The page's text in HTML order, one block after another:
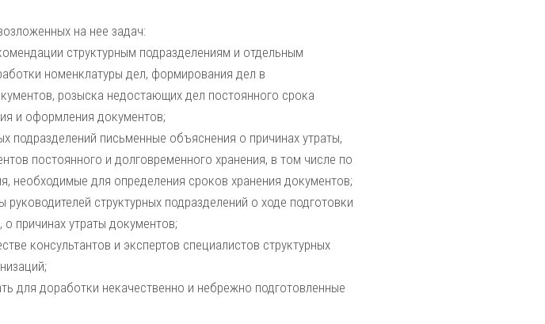
на нее задач:
структурным подразделениям и отдельным
номенклатуры дел, формирования дел в
розыска недостающих дел постоянного срока
и оформления документов;
подразделений письменные объяснения о причинах утраты,
постоянного и долговременного хранения, в том числе по
необходимые для определения сроков хранения документов;
структурных подразделений о ходе подготовки
причинах утраты документов;
консультантов и экспертов специалистов структурных
для доработки некачественно и небрежно подготовленные